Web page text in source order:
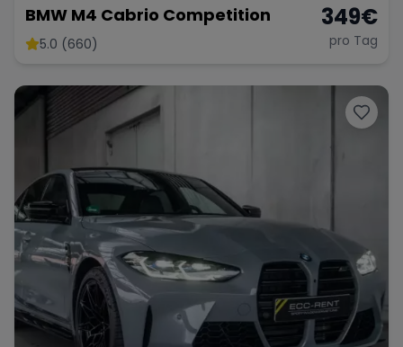
BMW M4 Cabrio Competition
5.0 (660)
349€
pro Tag